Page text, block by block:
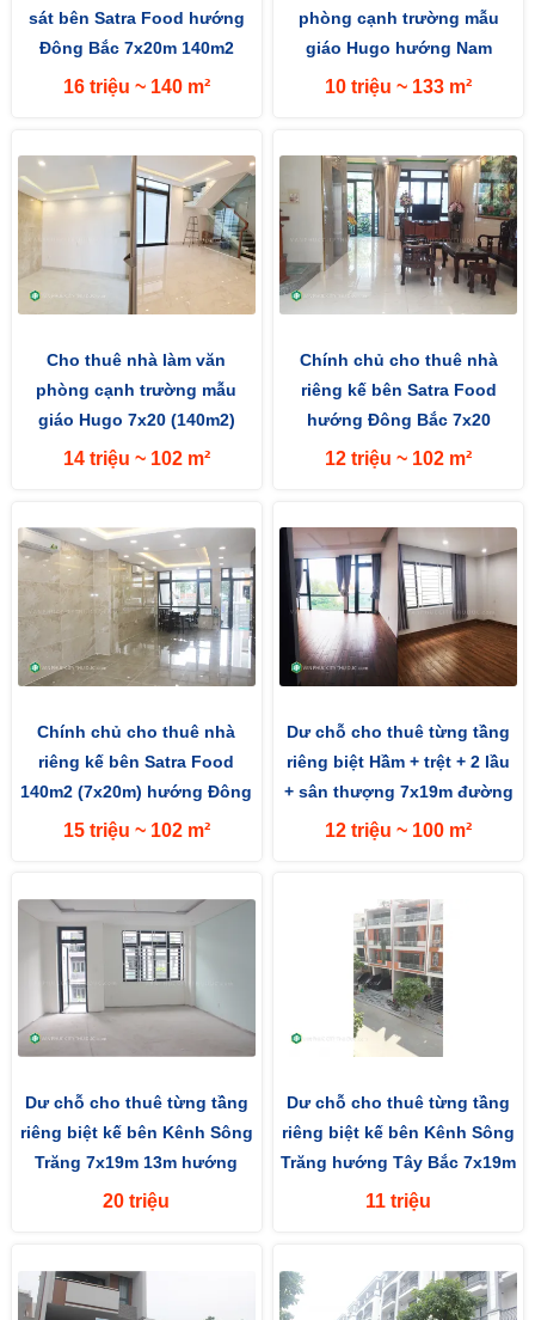
sát bên Satra Food hướng
Đông Bắc 7x20m 140m2
đường 35m
16 triệu ~ 140 m²
phòng cạnh trường mẫu
giáo Hugo hướng Nam
140m2 (7x20m) 35m
10 triệu ~ 133 m²
Cho thuê nhà làm văn
phòng cạnh trường mẫu
giáo Hugo 7x20 (140m2)
đường rộng 35m hướng
14 triệu ~ 102 m²
Chính chủ cho thuê nhà
riêng kế bên Satra Food
hướng Đông Bắc 7x20
(140m2) 35m
12 triệu ~ 102 m²
Chính chủ cho thuê nhà
riêng kế bên Satra Food
140m2 (7x20m) hướng Đông
Bắc
15 triệu ~ 102 m²
Dư chỗ cho thuê từng tầng
riêng biệt Hầm + trệt + 2 lầu
+ sân thượng 7x19m đường
lớn 13m hướng Tây...
12 triệu ~ 100 m²
Dư chỗ cho thuê từng tầng
riêng biệt kế bên Kênh Sông
Trăng 7x19m 13m hướng
Tây Bắc
20 triệu
Dư chỗ cho thuê từng tầng
riêng biệt kế bên Kênh Sông
Trăng hướng Tây Bắc 7x19m
133m2 đường rộng 13m
11 triệu